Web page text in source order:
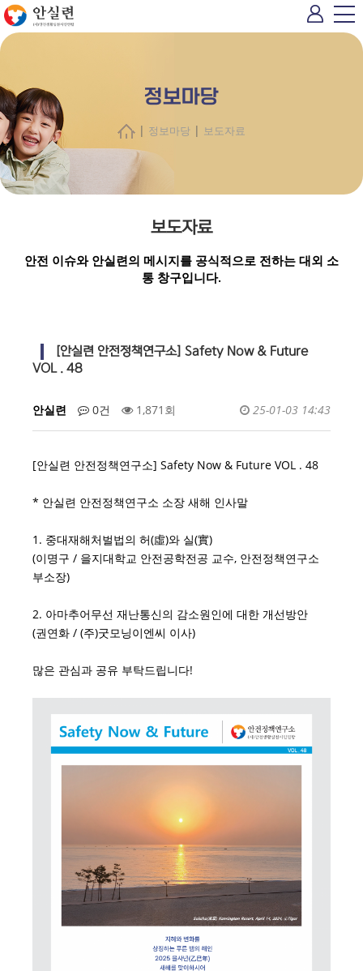
정보마당
| 정보마당 | 보도자료
보도자료
안전 이슈와 안실련의 메시지를 공식적으로 전하는 대외 소
통 창구입니다.
[안실련 안전정책연구소] Safety Now & Future
VOL . 48
안실련 0건 1,871회 25-01-03 14:43
[안실련 안전정책연구소] Safety Now & Future VOL . 48
* 안실련 안전정책연구소 소장 새해 인사말
1. 중대재해처벌법의 허(虛)와 실(實)
(이명구 / 을지대학교 안전공학전공 교수, 안전정책연구소
부소장)
2. 아마추어무선 재난통신의 감소원인에 대한 개선방안
(권연화 / (주)굿모닝이엔씨 이사)
많은 관심과 공유 부탁드립니다!